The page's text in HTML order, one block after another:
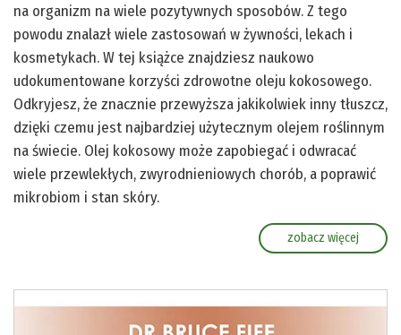
na organizm na wiele pozytywnych sposobów. Z tego
powodu znalazł wiele zastosowań w żywności, lekach i
kosmetykach. W tej książce znajdziesz naukowo
udokumentowane korzyści zdrowotne oleju kokosowego.
Odkryjesz, że znacznie przewyższa jakikolwiek inny tłuszcz,
dzięki czemu jest najbardziej użytecznym olejem roślinnym
na świecie. Olej kokosowy może zapobiegać i odwracać
wiele przewlekłych, zwyrodnieniowych chorób, a poprawić
mikrobiom i stan skóry.
zobacz więcej